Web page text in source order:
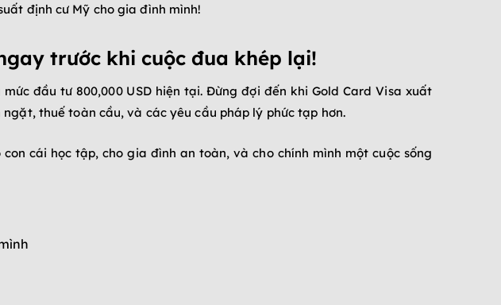
định cư Mỹ cho gia đình mình!
trước khi cuộc đua khép lại!
đầu tư 800,000 USD hiện tại. Đừng đợi đến khi Gold Card Visa xuất
thuế toàn cầu, và các yêu cầu pháp lý phức tạp hơn.
cái học tập, cho gia đình an toàn, và cho chính mình một cuộc sống